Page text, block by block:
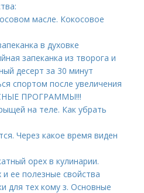
масле. Кокосовое
в духовке
запеканка из творога и
десерт за 30 минут
спортом после увеличения
ПРОГРАММЫ!!!
на теле. Как убрать
Через какое время виден
орех в кулинарии.
ее полезные свойства
для тех кому з. Основные